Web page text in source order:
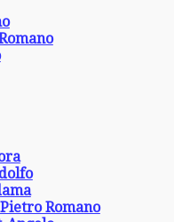
Romano